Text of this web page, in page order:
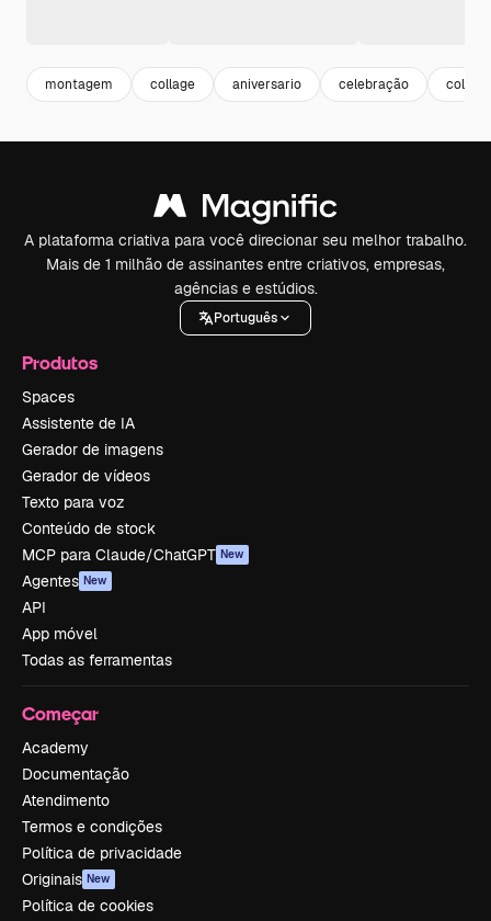
montagem collage aniversario celebração
A plataforma criativa para você direcionar seu melhor trabalho.
Mais de 1 milhão de assinantes entre criativos, empresas,
agências e estúdios.
Português
Produtos
Spaces
Assistente de IA
Gerador de imagens
Gerador de vídeos
Texto para voz
Conteúdo de stock
MCP para Claude/ChatGPT New
Agentes New
API
App móvel
Todas as ferramentas
Começar
Academy
Documentação
Atendimento
Termos e condições
Política de privacidade
Originais New
Política de cookies